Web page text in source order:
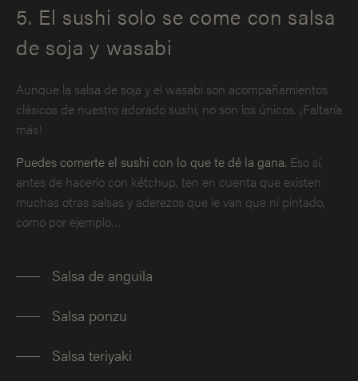
5. El sushi solo se come con salsa
de soja y wasabi
Aunque la salsa de soja y el wasabi son acompañamientos
clásicos de nuestro adorado sushi, no son los únicos. ¡Faltaría
más!
Puedes comerte el sushi con lo que te dé la gana. Eso sí,
antes de hacerlo con kétchup, ten en cuenta que existen
muchas otras salsas y aderezos que le van que ni pintado,
como por ejemplo…
Salsa de anguila
Salsa ponzu
Salsa teriyaki